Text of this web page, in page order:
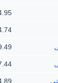
34.95
174.74
349.49